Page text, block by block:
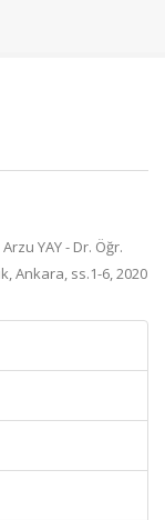
YAY - Dr. Öğr.
Ankara, ss.1-6, 2020